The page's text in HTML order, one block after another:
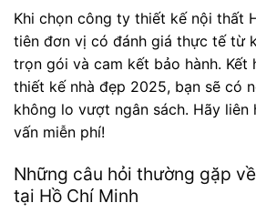
Khi chọn công ty thiết kế nội thất
tiên đơn vị có đánh giá thực tế từ
trọn gói và cam kết bảo hành. Kết
thiết kế nhà đẹp 2025, bạn sẽ có
không lo vượt ngân sách. Hãy
vấn miễn phí!
Những câu hỏi thường gặp
tại Hồ Chí Minh